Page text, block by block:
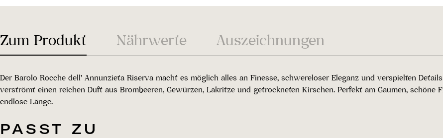
Zum Produkt Nährwerte Auszeichnungen
Der Barolo Rocche dell' Annunzieta Riserva macht es möglich alles an Finesse, schwereloser Eleganz und verspielten
verströmt einen reichen Duft aus Brombeeren, Gewürzen, Lakritze und getrockneten Kirschen. Perfekt am Gaumen, schöne
endlose Länge.
PASST ZU